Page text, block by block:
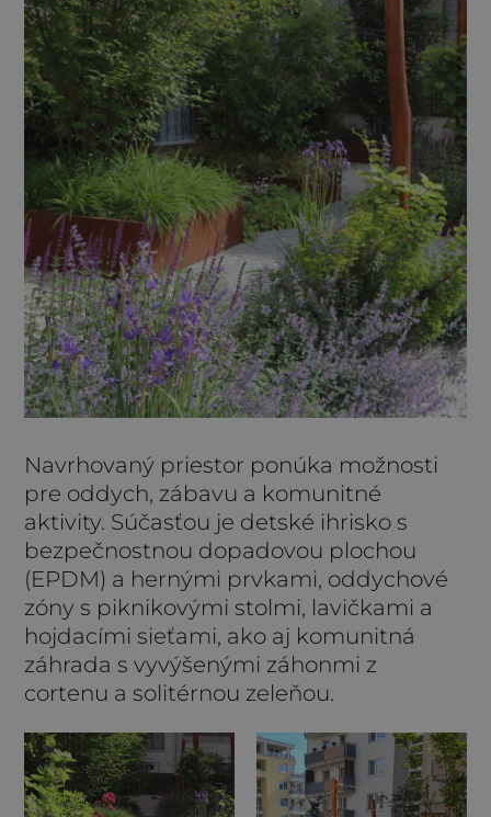
Navrhovaný priestor ponúka možnosti
pre oddych, zábavu a komunitné
aktivity. Súčasťou je detské ihrisko s
bezpečnostnou dopadovou plochou
(EPDM) a hernými prvkami, oddychové
zóny s piknikovými stolmi, lavičkami a
hojdacími sieťami, ako aj komunitná
záhrada s vyvýšenými záhonmi z
cortenu a solitérnou zeleňou.